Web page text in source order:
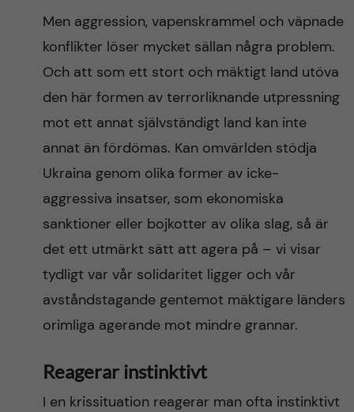
Men aggression, vapenskrammel och väpnade
konflikter löser mycket sällan några problem.
Och att som ett stort och mäktigt land utöva
den här formen av terrorliknande utpressning
mot ett annat självständigt land kan inte
annat än fördömas. Kan omvärlden stödja
Ukraina genom olika former av icke-
aggressiva insatser, som ekonomiska
sanktioner eller bojkotter av olika slag, så är
det ett utmärkt sätt att agera på – vi visar
tydligt var vår solidaritet ligger och vår
avståndstagande gentemot mäktigare länders
orimliga agerande mot mindre grannar.
Reagerar instinktivt
I en krissituation reagerar man ofta instinktivt